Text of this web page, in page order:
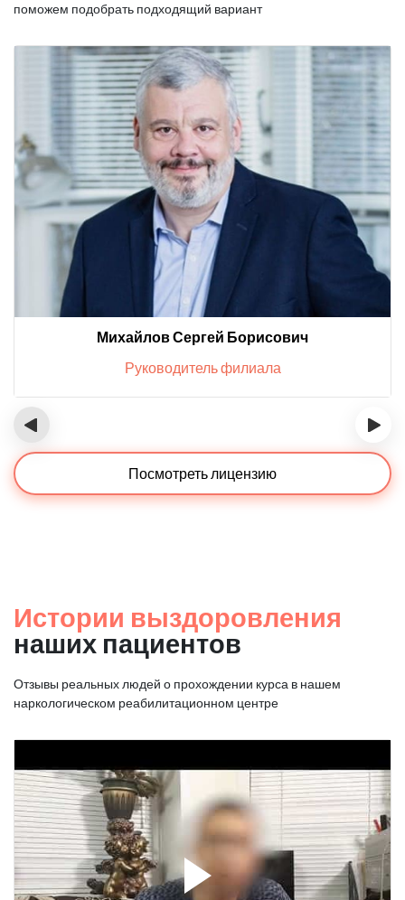
поможем подобрать подходящий вариант
Михайлов Сергей Борисович
Руководитель филиала
‹ ›
Посмотреть лицензию
Истории выздоровления
наших пациентов
Отзывы реальных людей о прохождении курса в нашем
наркологическом реабилитационном центре